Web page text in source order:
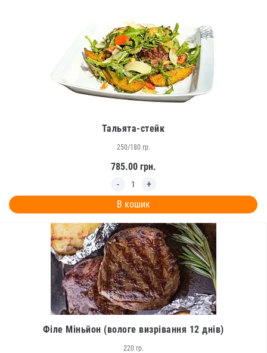
Тальята-стейк
250/180 гр.
785.00грн.
В кошик
Філе Міньйон (вологе визрівання 12 днів)
220 гр.